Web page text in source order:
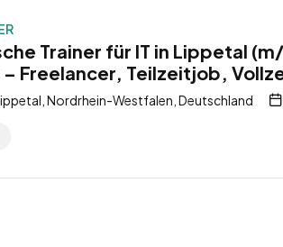
Trainer für IT in Lippetal
Freelancer, Teilzeitjob,
Nordrhein-Westfalen, Deutschland